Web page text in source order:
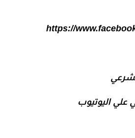
https://
علي اليوتيوب